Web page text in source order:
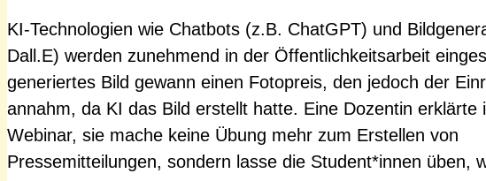
KI-Technologien wie Chatbots (z.B. ChatGPT) und
Dall.E) werden zunehmend in der Öffentlichkeitsarbeit
generiertes Bild gewann einen Fotopreis, den jedoch der
annahm, da KI das Bild erstellt hatte. Eine Dozentin erklärte
Webinar, sie mache keine Übung mehr zum Erstellen von
Pressemitteilungen, sondern lasse die Student*innen üben,